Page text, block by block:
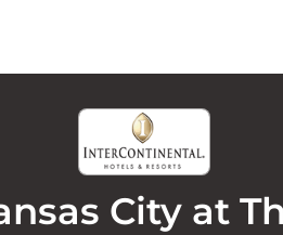
City at